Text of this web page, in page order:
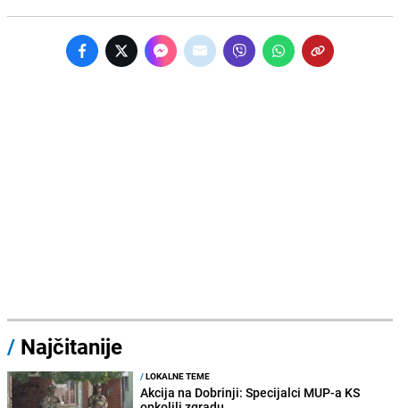
/ Najčitanije
/LOKALNE TEME
Akcija na Dobrinji: Specijalci MUP-a KS